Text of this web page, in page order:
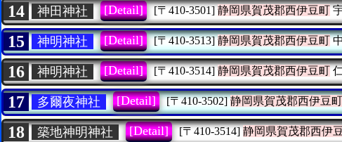
14 神田神社 [Detail] [〒410-3501] 静岡県賀茂郡西伊豆町
15 神明神社 [Detail] [〒410-3513] 静岡県賀茂郡西伊豆町
16 神明神社 [Detail] [〒410-3514] 静岡県賀茂郡西伊豆町
17 多爾夜神社 [Detail] [〒410-3502] 静岡県賀茂郡西伊豆町
18 築地神明神社 [Detail] [〒410-3514] 静岡県賀茂郡西伊